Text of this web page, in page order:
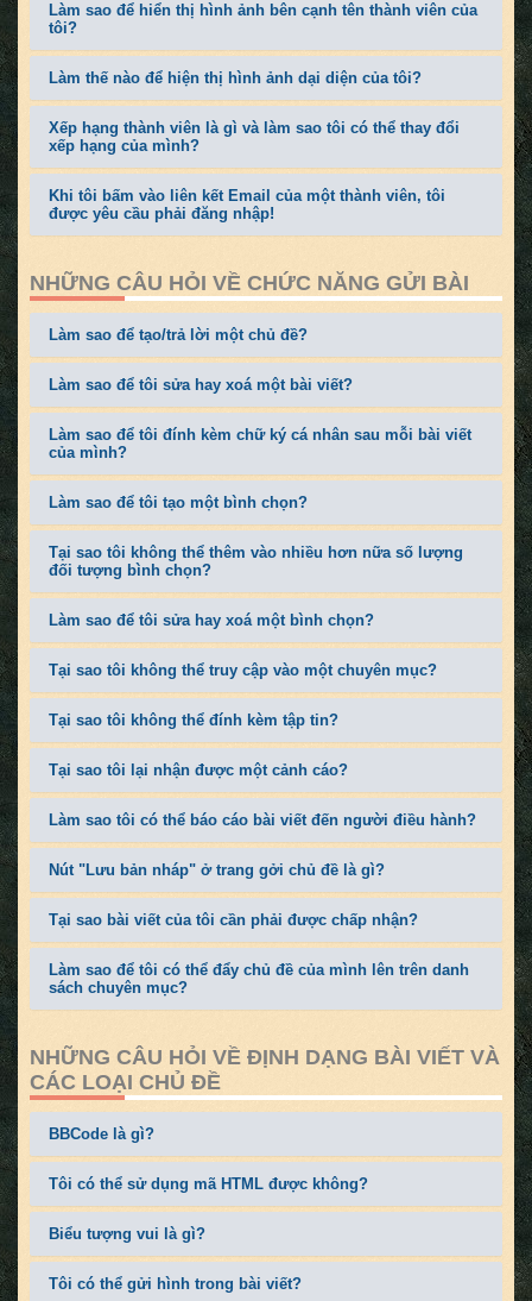
Làm sao để hiển thị hình ảnh bên cạnh tên thành viên của
tôi?
Làm thế nào để hiện thị hình ảnh dại diện của tôi?
Xếp hạng thành viên là gì và làm sao tôi có thể thay đổi
xếp hạng của mình?
Khi tôi bấm vào liên kết Email của một thành viên, tôi
được yêu cầu phải đăng nhập!
NHỮNG CÂU HỎI VỀ CHỨC NĂNG GỬI BÀI
Làm sao để tạo/trả lời một chủ đề?
Làm sao để tôi sửa hay xoá một bài viết?
Làm sao để tôi đính kèm chữ ký cá nhân sau mỗi bài viết
của mình?
Làm sao để tôi tạo một bình chọn?
Tại sao tôi không thể thêm vào nhiều hơn nữa số lượng
đối tượng bình chọn?
Làm sao để tôi sửa hay xoá một bình chọn?
Tại sao tôi không thể truy cập vào một chuyên mục?
Tại sao tôi không thể đính kèm tập tin?
Tại sao tôi lại nhận được một cảnh cáo?
Làm sao tôi có thể báo cáo bài viết đến người điều hành?
Nút "Lưu bản nháp" ở trang gởi chủ đề là gì?
Tại sao bài viết của tôi cần phải được chấp nhận?
Làm sao để tôi có thể đẩy chủ đề của mình lên trên danh
sách chuyên mục?
NHỮNG CÂU HỎI VỀ ĐỊNH DẠNG BÀI VIẾT VÀ
CÁC LOẠI CHỦ ĐỀ
BBCode là gì?
Tôi có thể sử dụng mã HTML được không?
Biểu tượng vui là gì?
Tôi có thể gửi hình trong bài viết?